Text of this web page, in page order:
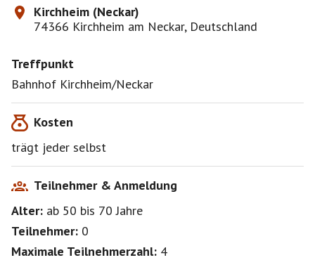
Kirchheim (Neckar)
74366 Kirchheim am Neckar, Deutschland
Treffpunkt
Bahnhof Kirchheim/Neckar
Kosten
trägt jeder selbst
Teilnehmer & Anmeldung
Alter: ab 50 bis 70Jahre
Teilnehmer: 0
Maximale Teilnehmerzahl: 4